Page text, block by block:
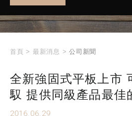
首頁 > 最新消息 > 公司新聞
全新強固式平板上市
馭 提供同級產品最佳
2016.06.29